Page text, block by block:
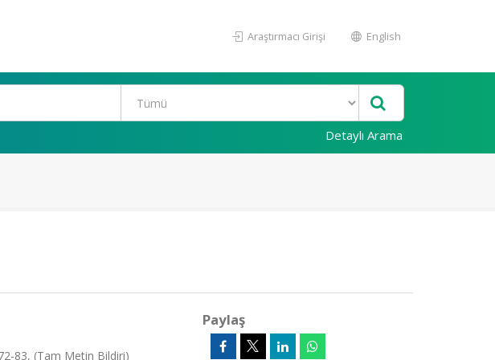
Araştırmacı Girişi English
Detaylı Arama
83, (Tam Metin Bildiri)
Paylaş